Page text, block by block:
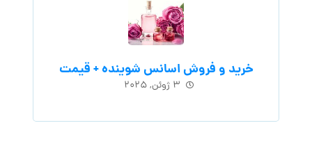
خرید و فروش اسانس شوینده + قیمت
۳ ژوئن, ۲۰۲۵